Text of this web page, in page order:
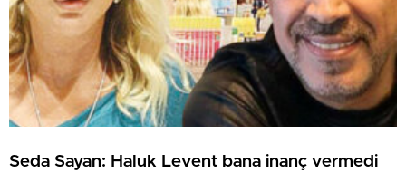
Seda Sayan: Haluk Levent bana inanç vermedi